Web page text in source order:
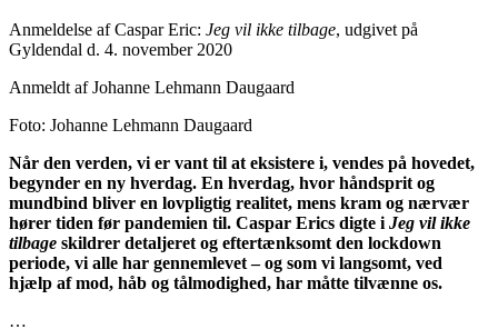
Anmeldelse af Caspar Eric: Jeg vil ikke tilbage, udgivet på
Gyldendal d. 4. november 2020
Anmeldt af Johanne Lehmann Daugaard
Foto: Johanne Lehmann Daugaard
Når den verden, vi er vant til at eksistere i, vendes på hovedet,
begynder en ny hverdag. En hverdag, hvor håndsprit og
mundbind bliver en lovpligtig realitet, mens kram og nærvær
hører tiden før pandemien til. Caspar Erics digte i Jeg vil ikke
tilbage skildrer detaljeret og eftertænksomt den lockdown
periode, vi alle har gennemlevet – og som vi langsomt, ved
hjælp af mod, håb og tålmodighed, har måtte tilvænne os.
…